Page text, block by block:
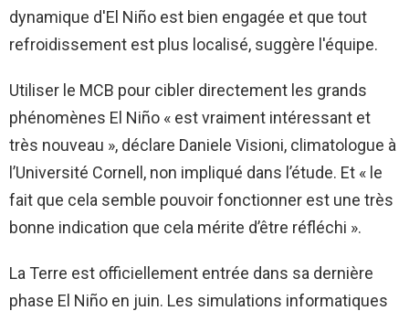
dynamique d'El Niño est bien engagée et que tout
refroidissement est plus localisé, suggère l'équipe.
Utiliser le MCB pour cibler directement les grands
phénomènes El Niño « est vraiment intéressant et
très nouveau », déclare Daniele Visioni, climatologue à
l’Université Cornell, non impliqué dans l’étude. Et « le
fait que cela semble pouvoir fonctionner est une très
bonne indication que cela mérite d’être réfléchi ».
La Terre est officiellement entrée dans sa dernière
phase El Niño en juin. Les simulations informatiques